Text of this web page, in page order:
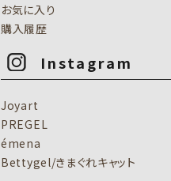
お気に入り
購入履歴
Instagram
Joyart
PREGEL
émena
Bettygel/きまぐれキャット